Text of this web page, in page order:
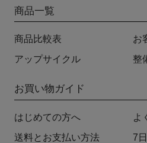
商品一覧
商品比較表 お
アップサイクル 整
お買い物ガイド
はじめての方へ よ
送料とお支払い方法 7